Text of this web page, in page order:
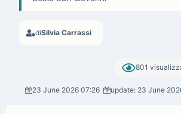
diSilvia Carrassi
801
23 June 2026 07:26 update: 23 June